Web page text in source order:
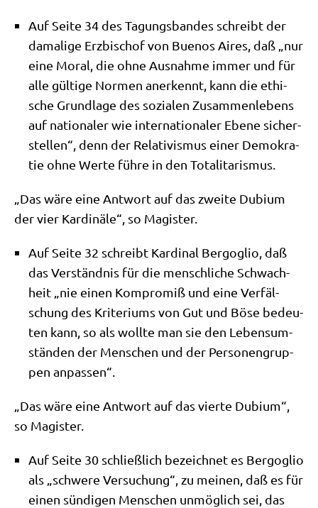
Auf Sei­te 34 des Tagungs­ban­des schreibt der
dama­li­ge Erz­bi­schof von Bue­nos Aires, daß „nur
eine Moral, die ohne Aus­nah­me immer und für
alle gül­ti­ge Nor­men aner­kennt, kann die ethi­
sche Grund­la­ge des sozia­len Zusam­men­le­bens
auf natio­na­ler wie inter­na­tio­na­ler Ebe­ne sicher­
stel­len“, denn der Rela­ti­vis­mus einer Demo­kra­
tie ohne Wer­te füh­re in den Totalitarismus.
„Das wäre eine Ant­wort auf das zwei­te Dubi­um
der vier Kar­di­nä­le“, so Magister.
Auf Sei­te 32 schreibt Kar­di­nal Berg­o­glio, daß
das Ver­ständ­nis für die mensch­li­che Schwach­
heit „nie einen Kom­pro­miß und eine Ver­fäl­
schung des Kri­te­ri­ums von Gut und Böse bedeu­
ten kann, so als woll­te man sie den Lebens­um­
stän­den der Men­schen und der Per­so­nen­grup­
pen anpassen“.
„Das wäre eine Ant­wort auf das vier­te Dubi­um“,
so Magister.
Auf Sei­te 30 schließ­lich bezeich­net es Berg­o­glio
als „schwe­re Ver­su­chung“, zu mei­nen, daß es für
einen sün­di­gen Men­schen unmög­lich sei, das